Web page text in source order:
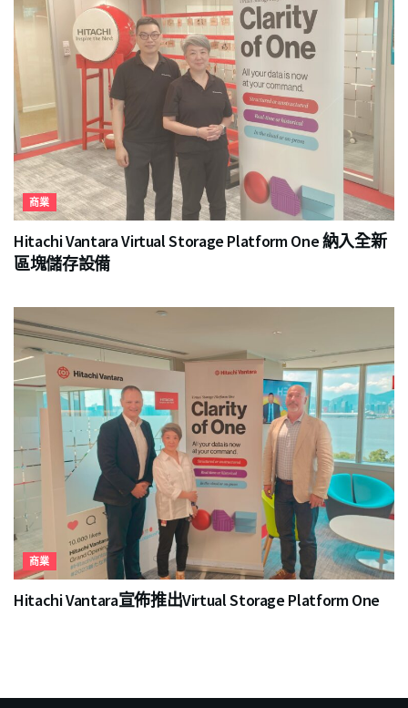
商業
Hitachi Vantara Virtual Storage Platform One 納入全新
區塊儲存設備
商業
Hitachi Vantara宣佈推出Virtual Storage Platform One